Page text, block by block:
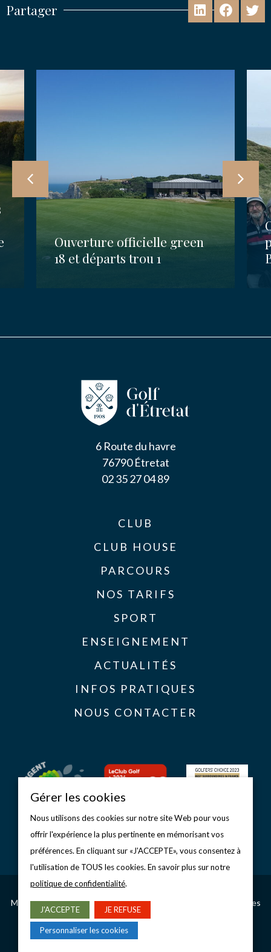
Partager
Ouverture officielle green
18 et départs trou 1
6 Route du havre
76790 Étretat
02 35 27 04 89
CLUB
CLUB HOUSE
PARCOURS
NOS TARIFS
SPORT
ENSEIGNEMENT
ACTUALITÉS
INFOS PRATIQUES
NOUS CONTACTER
Copyright © 2026 Golf d’Étretat
Mentions légales–Politique de confidentialité Gérer les cookies
CONCEPTION & RÉALISATION
Gérer les cookies
Nous utilisons des cookies sur notre site Web pour vous
offrir l'expérience la plus pertinente en mémorisant vos
préférences. En cliquant sur «J'ACCEPTE», vous consentez à
l'utilisation de TOUS les cookies. En savoir plus sur notre
politique de confidentialité.
J'ACCEPTE JE REFUSE
Personnaliser les cookies